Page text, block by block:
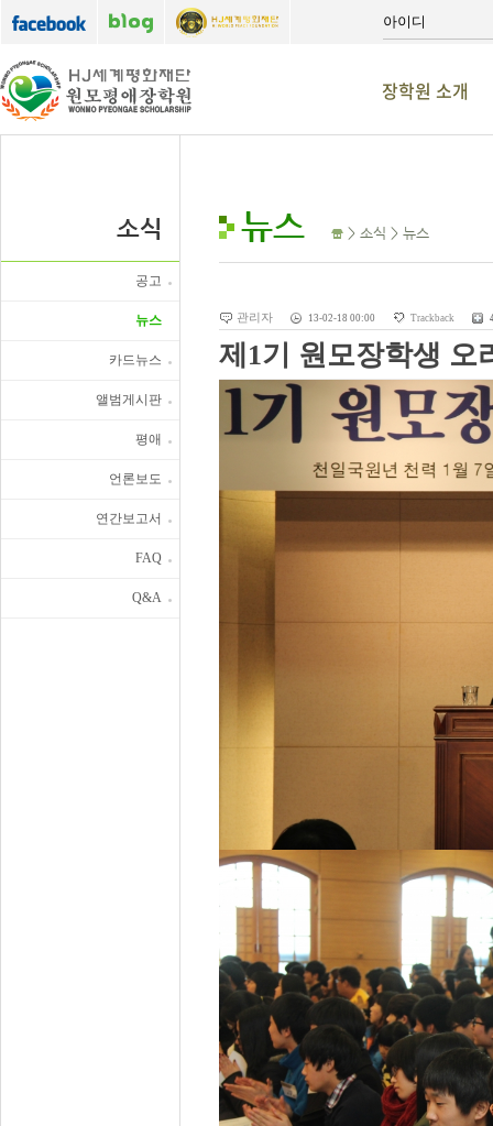
장학원 소개
소식
공고
뉴스
카드뉴스
앨범게시판
평애
언론보도
연간보고서
FAQ
Q&A
뉴스 > 소식 > 뉴스
관리자 13-02-18 00:00 Trackback
제1기 원모장학생 오